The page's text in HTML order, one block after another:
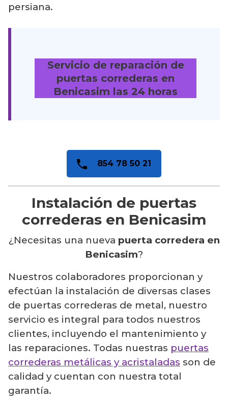
persiana.
Servicio de reparación de
puertas correderas en
Benicasim las 24 horas
854 78 50 21
Instalación de puertas
correderas en Benicasim
¿Necesitas una nueva puerta corredera en
Benicasim?
Nuestros colaboradores proporcionan y
efectúan la instalación de diversas clases
de puertas correderas de metal, nuestro
servicio es integral para todos nuestros
clientes, incluyendo el mantenimiento y
las reparaciones. Todas nuestras puertas
correderas metálicas y acristaladas son de
calidad y cuentan con nuestra total
garantía.